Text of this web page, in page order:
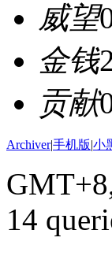
威望
金钱
贡献
Archiver|手机版|小
14